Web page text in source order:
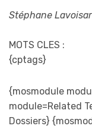
Stéphane
MOTS CLES :
{cptags}
{mosmodule
module=Related
Dossiers}